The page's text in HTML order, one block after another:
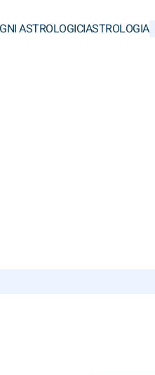
ASTROLOGICIASTROLOGIA